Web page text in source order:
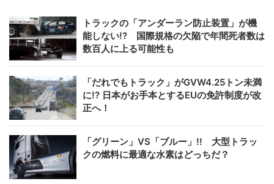
トラックの「アンダーラン防止装置」が機
能しない!? 国際規格の欠陥で年間死者数は
数百人に上る可能性も
「だれでもトラック」がGVW4.25トン未満
に!? 日本がお手本とするEUの免許制度が改
正へ！
「グリーン」VS「ブルー」!! 大型トラッ
クの燃料に最適な水素はどっちだ？